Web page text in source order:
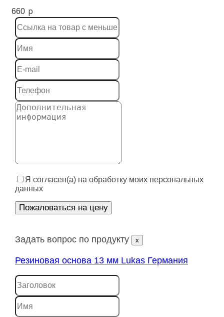
660 p
Я согласен(а) на обработку моих персональных
данных
Пожаловаться на цену
Задать вопрос по продукту x
Резиновая основа 13 мм Lukas Германия